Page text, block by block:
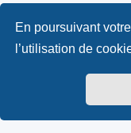
En poursuivant
l’utilisation de